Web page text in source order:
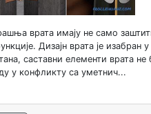
врата имају не само
Дизајн врата је изабран
саставни елементи врата не
у конфликту са уметнич...